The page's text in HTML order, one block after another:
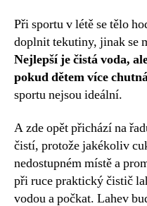
Při sportu v létě se tělo
doplnit tekutiny, jinak se
Nejlepší je čistá voda,
pokud dětem více
sportu nejsou ideální.
A zde opět přichází na
čistí, protože jakékoliv
nedostupném místě a
při ruce praktický čistič
vodou a počkat. Lahev